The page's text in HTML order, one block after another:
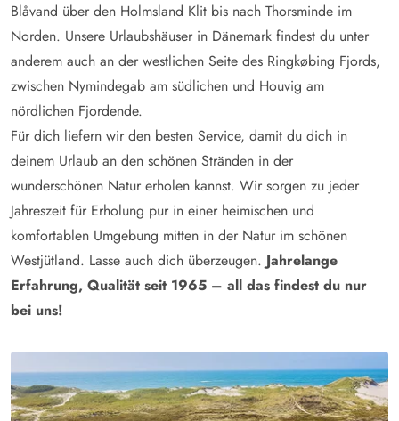
Blåvand über den Holmsland Klit bis nach Thorsminde im
Norden. Unsere Urlaubshäuser in Dänemark findest du unter
anderem auch an der westlichen Seite des Ringkøbing Fjords,
zwischen Nymindegab am südlichen und Houvig am
nördlichen Fjordende.
Für dich liefern wir den besten Service, damit du dich in
deinem Urlaub an den schönen Stränden in der
wunderschönen Natur erholen kannst. Wir sorgen zu jeder
Jahreszeit für Erholung pur in einer heimischen und
komfortablen Umgebung mitten in der Natur im schönen
Westjütland. Lasse auch dich überzeugen. Jahrelange
Erfahrung, Qualität seit 1965 – all das findest du nur
bei uns!